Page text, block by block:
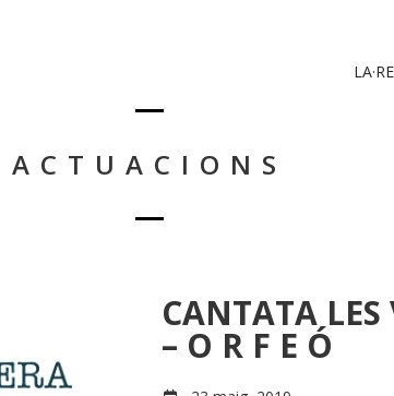
ACTUACIONS
CANTATA
– O R F E Ó